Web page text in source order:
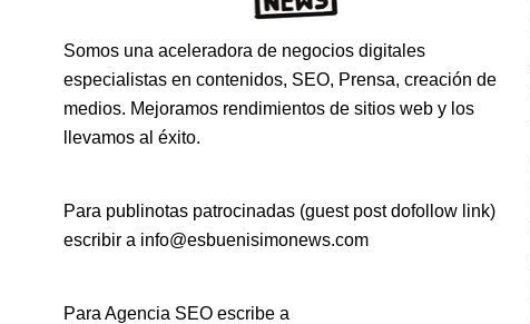
Somos una aceleradora de negocios digitales
especialistas en contenidos, SEO, Prensa, creación de
medios. Mejoramos rendimientos de sitios web y los
llevamos al éxito.
Para publinotas patrocinadas (guest post dofollow link)
escribir a info@esbuenisimonews.com
Para Agencia SEO escribe a